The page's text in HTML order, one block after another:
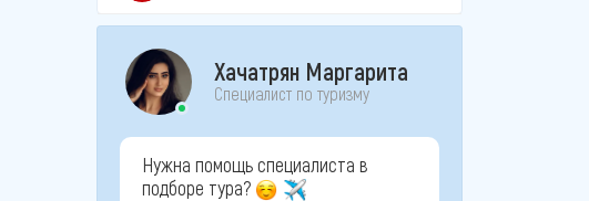
Хачатрян Маргарита
Специалист по туризму
Нужна помощь специалиста в
подборе тура?